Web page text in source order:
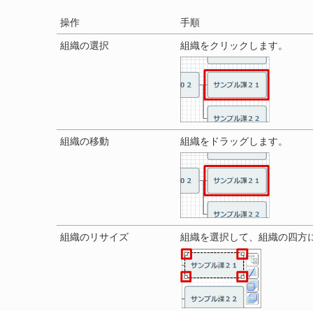
操作 手順
組織の選択 組織をクリックします。
組織の移動 組織をドラッグします。
組織のリサイズ 組織を選択して、組織の四方